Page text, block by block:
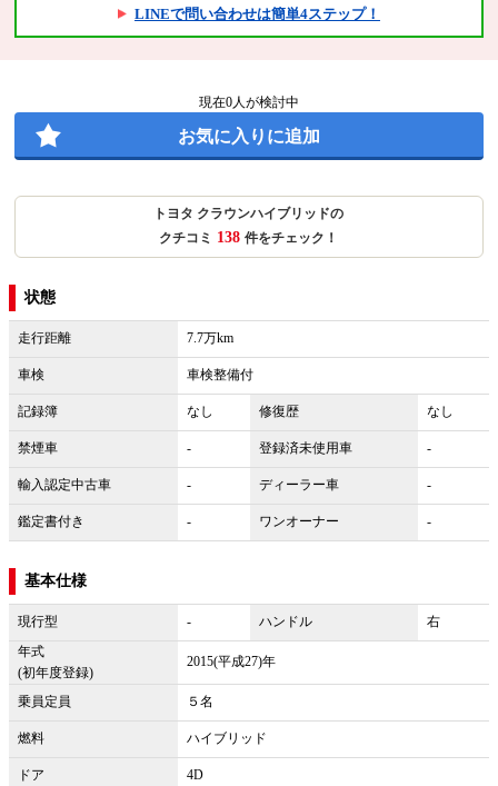
LINEで問い合わせは簡単4ステップ！
現在0人が検討中
お気に入りに追加
トヨタ クラウンハイブリッドの
クチコミ 138 件をチェック！
状態
走行距離 7.7万km
車検 車検整備付
記録簿 なし 修復歴 なし
禁煙車 - 登録済未使用車 -
輸入認定中古車 - ディーラー車 -
鑑定書付き - ワンオーナー -
基本仕様
現行型 - ハンドル
右
年式
(初年度登録)
2015(平成27)年
乗員定員 ５名
燃料 ハイブリッド
ドア
4D